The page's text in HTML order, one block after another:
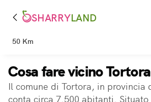
SHARRYLAND
50 Km
Cosa fare vicino
Il comune di Tortora, in provincia
conta circa 7.500 abitanti. Situato